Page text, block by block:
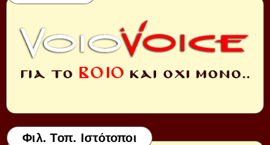
Φιλ. Τοπ. Ιστότοποι